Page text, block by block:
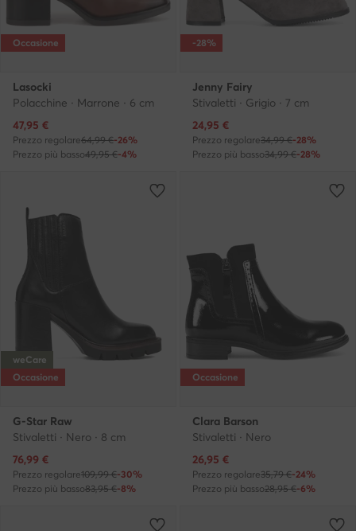
Occasione
Lasocki
Polacchine · Marrone · 6 cm
Prezzo attuale
47,95 €
Prezzo regolare64,99 €-26%
Prezzo più basso49,95 €-4%
-28%
Jenny Fairy
Stivaletti · Grigio · 7 cm
Prezzo attuale
24,95 €
Prezzo regolare34,99 €-28%
Prezzo più basso34,99 €-28%
weCare
Occasione
G-Star Raw
Stivaletti · Nero · 8 cm
Prezzo attuale
76,99 €
Prezzo regolare109,99 €-30%
Prezzo più basso83,95 €-8%
Occasione
Clara Barson
Stivaletti · Nero
Prezzo attuale
26,95 €
Prezzo regolare35,79 €-24%
Prezzo più basso28,95 €-6%